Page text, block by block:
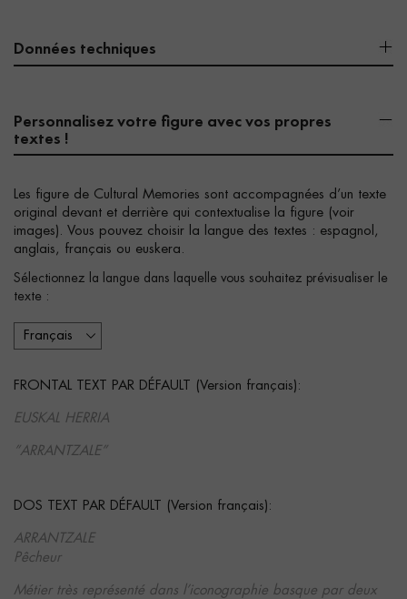
Données techniques
Personnalisez votre figure avec vos propres
textes !
Les figure de Cultural Memories sont accompagnées d’un texte
original devant et derrière qui contextualise la figure (voir
images). Vous pouvez choisir la langue des textes : espagnol,
anglais, français ou euskera.
Sélectionnez la langue dans laquelle vous souhaitez prévisualiser le
texte :
FRONTAL TEXT PAR DÉFAULT (Version français):
EUSKAL HERRIA
”ARRANTZALE”
DOS TEXT PAR DÉFAULT (Version français):
ARRANTZALE
Pêcheur
Métier très représenté dans l’iconographie basque par deux